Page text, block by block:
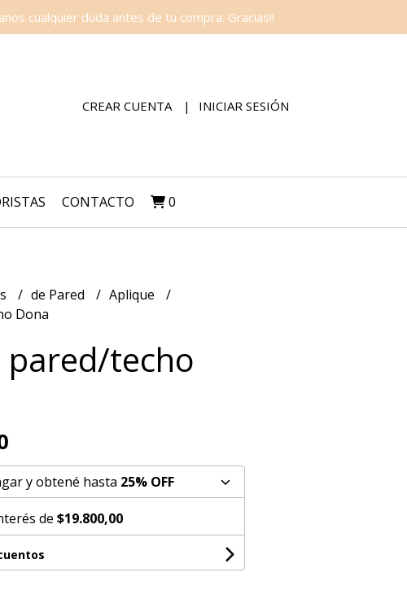
cualquier duda antes de tu compra. Gracias!!
CREAR CUENTA INICIAR SESIÓN
CONTACTO 0
de Pared
Aplique
Dona
pared/techo
y obtené hasta 25% OFF
de $19.800,00